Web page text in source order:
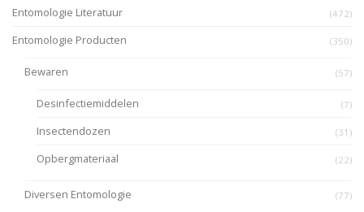
Entomologie Literatuur (472)
Entomologie Producten (350)
Bewaren (57)
Desinfectiemiddelen (7)
Insectendozen (31)
Opbergmateriaal (22)
Diversen Entomologie (77)